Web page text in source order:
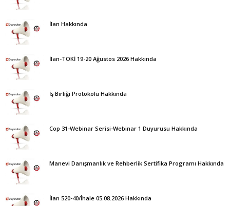
İlan Hakkında
İlan-TOKİ 19-20 Ağustos 2026 Hakkında
İş Birliği Protokolü Hakkında
Cop 31-Webinar Serisi-Webinar 1 Duyurusu Hakkında
Manevi Danışmanlık ve Rehberlik Sertifika Programı Hakkında
İlan 520-40/İhale 05.08.2026 Hakkında